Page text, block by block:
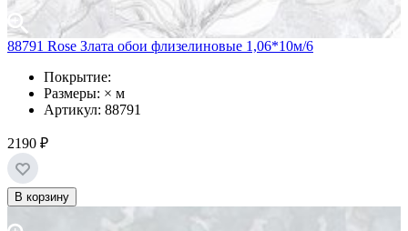
88791 Rose Злата обои флизелиновые 1,06*10м/6
Покрытие:
Размеры: × м
Артикул: 88791
2190 ₽
В корзину